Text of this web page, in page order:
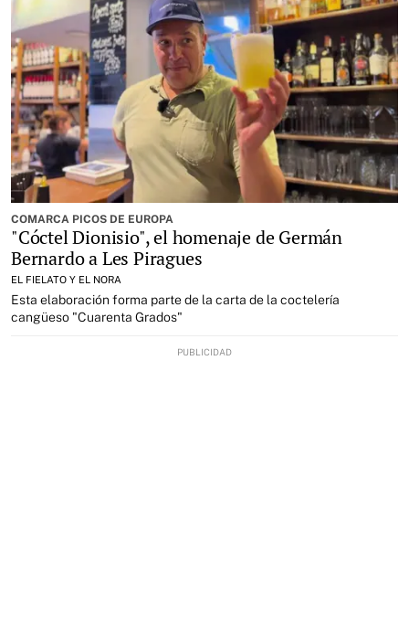
COMARCA PICOS DE EUROPA
"Cóctel Dionisio", el homenaje de Germán
Bernardo a Les Piragues
EL FIELATO Y EL NORA
Esta elaboración forma parte de la carta de la coctelería
cangüeso "Cuarenta Grados"